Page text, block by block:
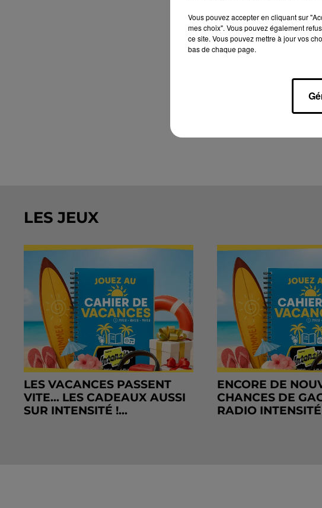
LES JEUX
LES VACANCES PASSENT
VITE... LES CADEAUX AUSSI
SUR INTENSITÉ !...
ENCORE DE
CHANCES DE
RADIO
Vous pouvez accepter en cliquant sur
mes choix". Vous pouvez également
ce site. Vous pouvez mettre à jour vos
bas de chaque page.